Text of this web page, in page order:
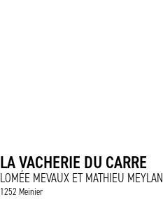
LA VACHERIE DU CARRE
LOMÉE MEVAUX ET MATHIEU MEYLAN
1252 Meinier